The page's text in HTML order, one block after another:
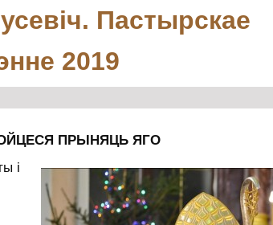
Пастырскае
2019
ПРЫНЯЦЬ ЯГО
і